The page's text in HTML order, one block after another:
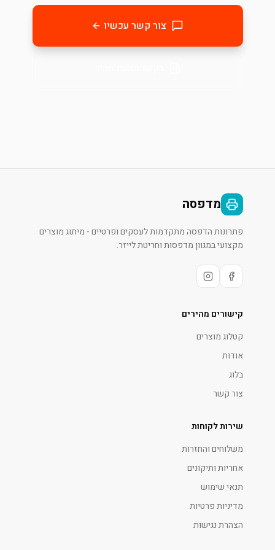
צור קשר עכשיו
מדפסה
פתרונות הדפסה מתקדמות לעסקים ופרטיים - מיתוג מוצרים
מקצועי במגוון מדפסות וחריטת לייזר.
קישורים מהירים
קטלוג מוצרים
אודות
בלוג
צור קשר
שירות לקוחות
משלוחים והחזרות
אחריות ותיקונים
תנאי שימוש
מדיניות פרטיות
הצהרת נגישות